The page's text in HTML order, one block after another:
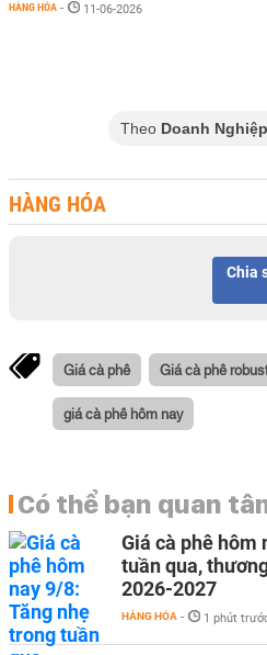
HÀNG HÓA - 11-06-2026
Theo Doanh
HÀNG HÓA
Chia
Giá cà phê Giá cà phê
giá cà phê hôm nay
Có thể bạn quan
Giá cà phê hôm
tuần qua,
2026-2027
HÀNG HÓA - 1 phút